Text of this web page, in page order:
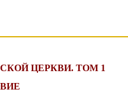
ЦЕРКВИ. ТОМ 1